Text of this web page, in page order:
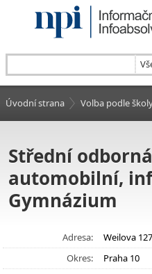
Úvodní strana Volba podle
Střední
automobilní,
Gymnázium
Adresa:
Weilova
Okres:
Praha 10